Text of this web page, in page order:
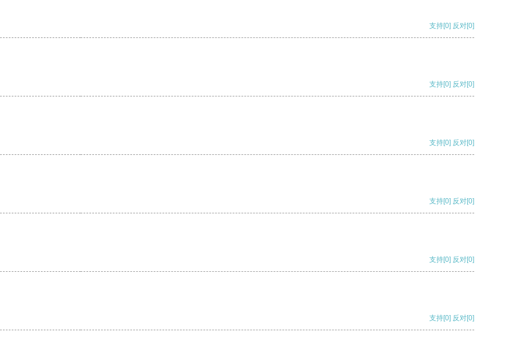
支持[0] 反对[0]
支持[0] 反对[0]
支持[0] 反对[0]
支持[0] 反对[0]
支持[0] 反对[0]
支持[0] 反对[0]